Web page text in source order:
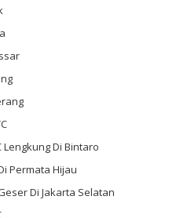
Lengkung Di Bintaro
Permata Hijau
Di Jakarta Selatan